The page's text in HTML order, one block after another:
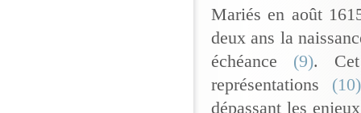
Mariés en août
deux ans la
échéance (9). Cet
représentations (10)
dépassant les